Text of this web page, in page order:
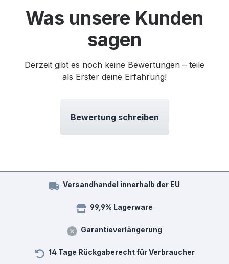
Was unsere Kunden
sagen
Derzeit gibt es noch keine Bewertungen – teile
als Erster deine Erfahrung!
Bewertung schreiben
Versandhandel innerhalb der EU
99,9% Lagerware
Garantieverlängerung
14 Tage Rückgaberecht für Verbraucher